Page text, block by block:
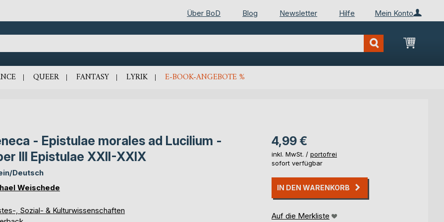
Mein Konto
Über BoD Blog Newsletter Hilfe
Mein
QUEER FANTASY LYRIK E-BOOK-ANGEBOTE %
- Epistulae morales ad Lucilium -
III Epistulae XXII-XXIX
Deutsch
Weischede
, Sozial- & Kulturwissenschaften
4,99 €
inkl. MwSt. / portofrei
sofort verfügbar
IN DEN WARENKORB
Auf die Merkliste